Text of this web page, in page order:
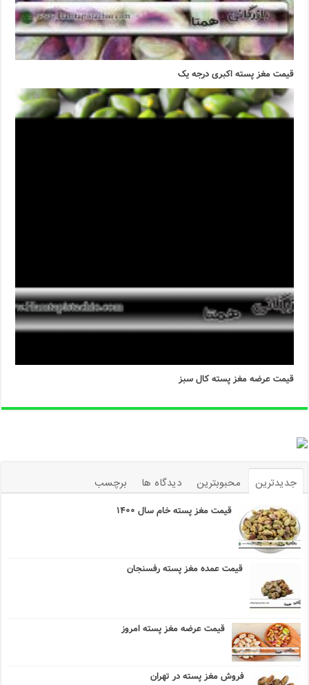
قیمت مغز پسته اکبری درجه یک
قیمت عرضه مغز پسته کال سبز
جدیدترین محبوبترین دیدگاه ها برچسب
قیمت مغز پسته خام سال ۱۴۰۰
قیمت عمده مغز پسته رفسنجان
قیمت عرضه مغز پسته امروز
فروش مغز پسته در تهران